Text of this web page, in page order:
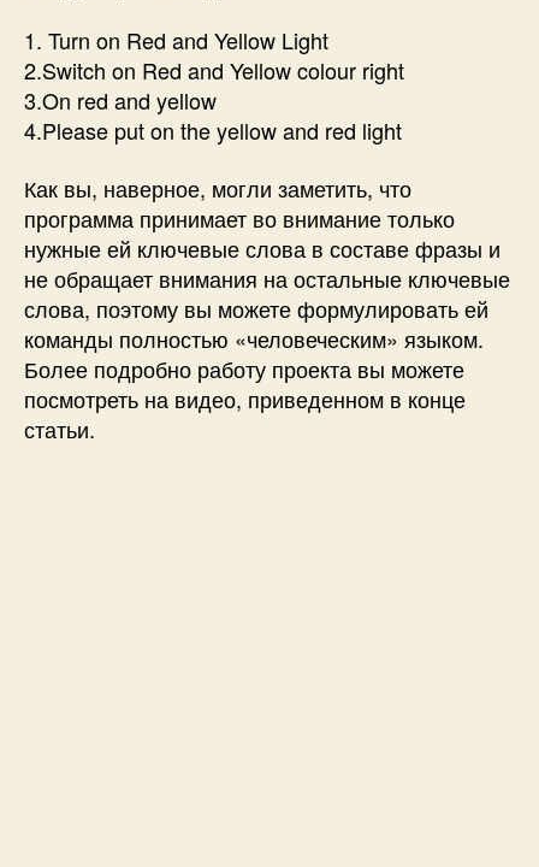
1. Turn on Red and Yellow Light
2.Switch on Red and Yellow colour right
3.On red and yellow
4.Please put on the yellow and red light
Как вы, наверное, могли заметить, что
программа принимает во внимание только
нужные ей ключевые слова в составе фразы и
не обращает внимания на остальные ключевые
слова, поэтому вы можете формулировать ей
команды полностью «человеческим» языком.
Более подробно работу проекта вы можете
посмотреть на видео, приведенном в конце
статьи.